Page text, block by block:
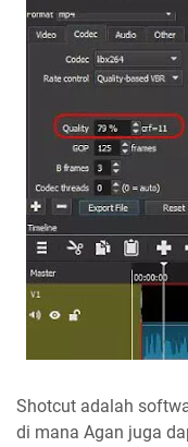
Shotcut adalah
di mana Agan juga